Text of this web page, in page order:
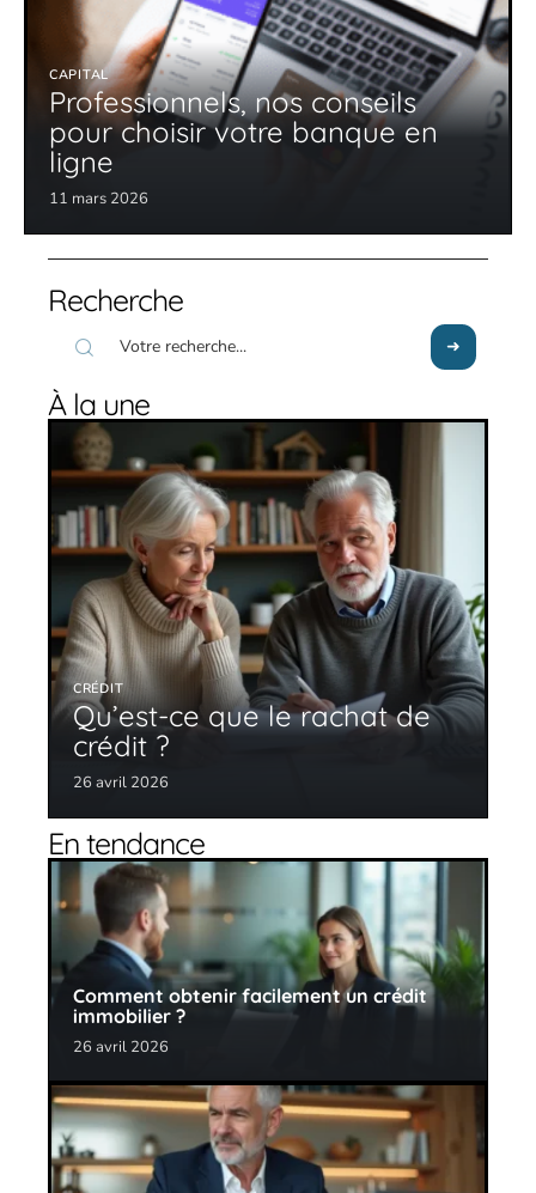
CAPITAL
Professionnels, nos conseils
pour choisir votre banque en
ligne
11 mars 2026
Recherche
À la une
CRÉDIT
Qu’est-ce que le rachat de
crédit ?
26 avril 2026
En tendance
Comment obtenir facilement un crédit
immobilier ?
26 avril 2026